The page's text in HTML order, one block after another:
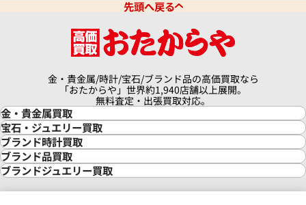
先頭へ戻る
金・貴金属/時計/宝石/ブランド品の高価買取なら
「おたからや」世界約1,940店舗以上展開。
無料査定・出張買取対応。
金・貴金属買取
金買取
金の相場価格情報
金の参考買取価格一覧
インゴット買取
インゴットの相場価格情報
24金買取
宝石・ジュエリー買取
宝石・ジュエリー買取
ダイヤモンド買取
ダイヤモンド・宝石の参考価格一覧
リング・結婚指輪買取
エメラルド買取
ブランド時計買取
時計買取
ロレックス買取
ロレックス デイトナ買取
ロレックス サブマリーナー買取
ブランド品買取
ブランド買取
ブランドジュエリー買取